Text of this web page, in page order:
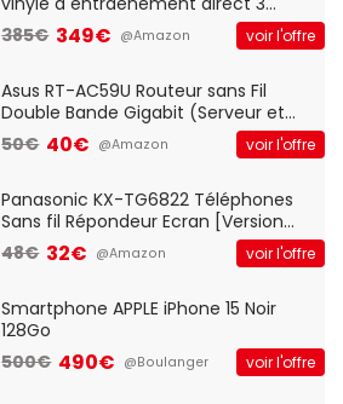
vitesses (33-45-78 trs/min) avec
pre-ampli intégré et port USB
385€ 349€ @Amazon voir l'offre
Asus RT-AC59U Routeur sans Fil
Double Bande Gigabit (Serveur et
Client VPN, Triple Vlan, Mode Point
d'accès et Bridge, contrôle Parental,
50€ 40€ @Amazon voir l'offre
Panasonic KX-TG6822 Téléphones
Sans fil Répondeur Ecran [Version
Française]
48€ 32€ @Amazon voir l'offre
Smartphone APPLE iPhone 15 Noir
128Go
500€ 490€ @Boulanger voir l'offre